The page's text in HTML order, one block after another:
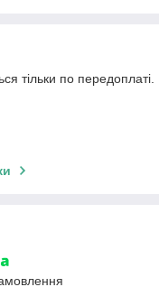
тільки по передоплаті.